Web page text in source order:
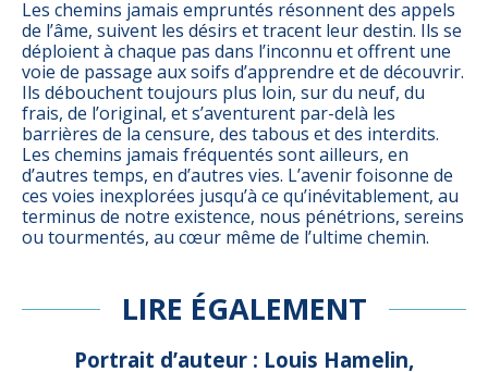
Les chemins jamais empruntés résonnent des appels
de l’âme, suivent les désirs et tracent leur destin. Ils se
déploient à chaque pas dans l’inconnu et offrent une
voie de passage aux soifs d’apprendre et de découvrir.
Ils débouchent toujours plus loin, sur du neuf, du
frais, de l’original, et s’aventurent par-delà les
barrières de la censure, des tabous et des interdits.
Les chemins jamais fréquentés sont ailleurs, en
d’autres temps, en d’autres vies. L’avenir foisonne de
ces voies inexplorées jusqu’à ce qu’inévitablement, au
terminus de notre existence, nous pénétrions, sereins
ou tourmentés, au cœur même de l’ultime chemin.
LIRE ÉGALEMENT
Portrait d’auteur : Louis Hamelin,